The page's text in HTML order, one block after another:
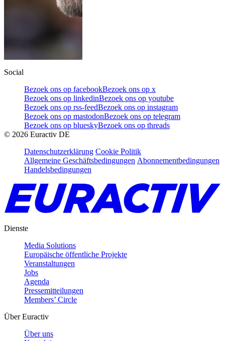
Social
Bezoek ons op facebookBezoek ons op x
Bezoek ons op linkedinBezoek ons op youtube
Bezoek ons op rss-feedBezoek ons op instagram
Bezoek ons op mastodonBezoek ons op telegram
Bezoek ons op blueskyBezoek ons op threads
© 2026 Euractiv DE
Datenschutzerklärung Cookie Politik
Allgemeine Geschäftsbedingungen Abonnementbedingungen
Handelsbedingungen
Dienste
Media Solutions
Europäische öffentliche Projekte
Veranstaltungen
Jobs
Agenda
Pressemitteilungen
Members’ Circle
Über Euractiv
Über uns